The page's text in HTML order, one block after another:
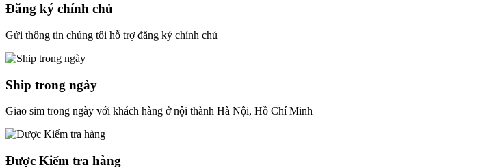
Đăng ký chính chủ
Gửi thông tin chúng tôi hỗ trợ đăng ký chính chủ
Ship trong ngày
Giao sim trong ngày với khách hàng ở nội thành Hà Nội, Hồ Chí Minh
Được Kiểm tra hàng